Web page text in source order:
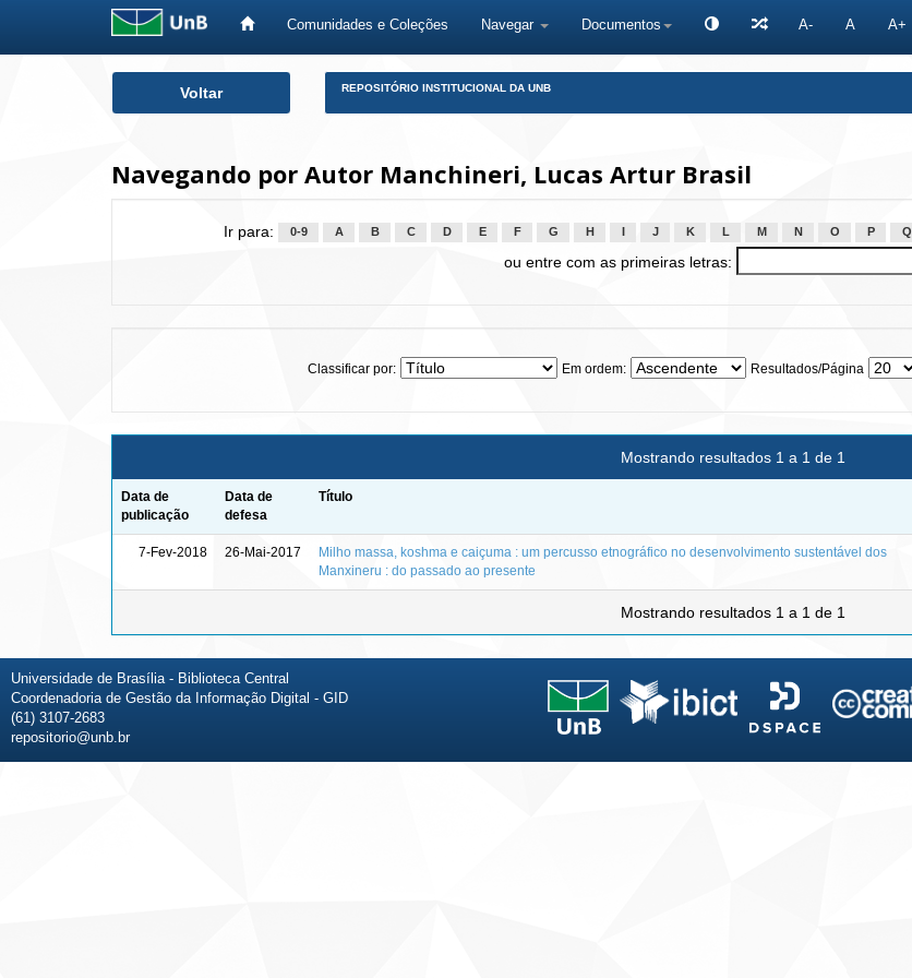
Comunidades e Coleções Navegar Documentos A- A A+
Voltar REPOSITÓRIO INSTITUCIONAL DA UNB
Navegando por Autor Manchineri, Lucas Artur Brasil
Ir para: 0-9 A B C D E F G H J K L M N O P Q
ou entre com as primeiras letras:
Classificar por: Em ordem: Resultados/Página
Mostrando resultados 1 a 1 de 1
Data de
publicação
Data de
defesa
Título
7-Fev-2018 26-Mai-2017
Milho massa, koshma e caiçuma : um percusso etnográfico no desenvolvimento sustentável dos
Manxineru : do passado ao presente
Mostrando resultados 1 a 1 de 1
Universidade de Brasília - Biblioteca Central
Coordenadoria de Gestão da Informação Digital - GID
(61) 3107-2683
repositorio@unb.br